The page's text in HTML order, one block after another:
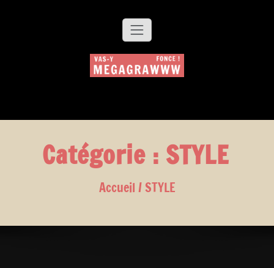
MEGAGRAWWW
Catégorie : STYLE
Accueil / STYLE